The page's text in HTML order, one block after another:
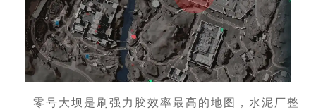
零号大坝是刷强力胶效率最高的地图，水泥厂整